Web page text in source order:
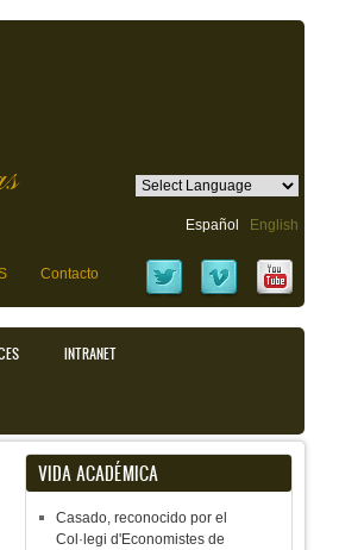
Español English
Contacto
INTRANET
VIDA ACADÉMICA
Casado, reconocido por el
Col·legi d'Economistes de